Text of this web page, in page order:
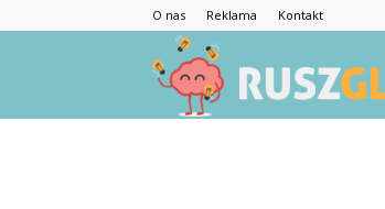
O nas Reklama Kontakt